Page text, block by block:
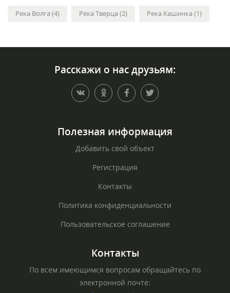
Река Волга (4) Река Тверца (2) Река Кашинка (1)
Расскажи о нас друзьям:
Полезная информация
Добавить свой объект
Регистрация
Контакты
Политика конфиденциальности
Пользовательское соглашение
Контакты
По всем имеющимся вопросам обращайтесь по
электронной почте: